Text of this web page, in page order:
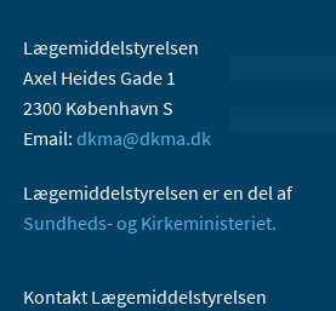
Lægemiddelstyrelsen
Axel Heides Gade 1
2300 København S
Email: dkma@dkma.dk
Lægemiddelstyrelsen er en del af
Sundheds- og Kirkeministeriet.
Kontakt Lægemiddelstyrelsen